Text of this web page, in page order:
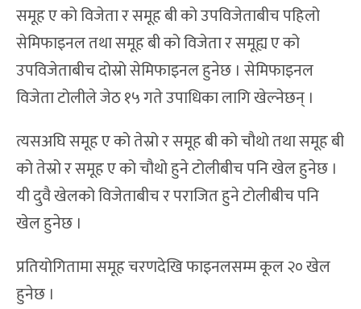
समूह ए को विजेता र समूह बी को उपविजेताबीच पहिलो
सेमिफाइनल तथा समूह बी को विजेता र समूह्य ए को
उपविजेताबीच दोस्रो सेमिफाइनल हुनेछ । सेमिफाइनल
विजेता टोलीले जेठ १५ गते उपाधिका लागि खेल्नेछन् ।
त्यसअघि समूह ए को तेस्रो र समूह बी को चौथो तथा समूह बी
को तेस्रो र समूह ए को चौथो हुने टोलीबीच पनि खेल हुनेछ ।
यी दुवै खेलको विजेताबीच र पराजित हुने टोलीबीच पनि
खेल हुनेछ ।
प्रतियोगितामा समूह चरणदेखि फाइनलसम्म कूल २० खेल
हुनेछ ।